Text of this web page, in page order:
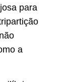
para
a